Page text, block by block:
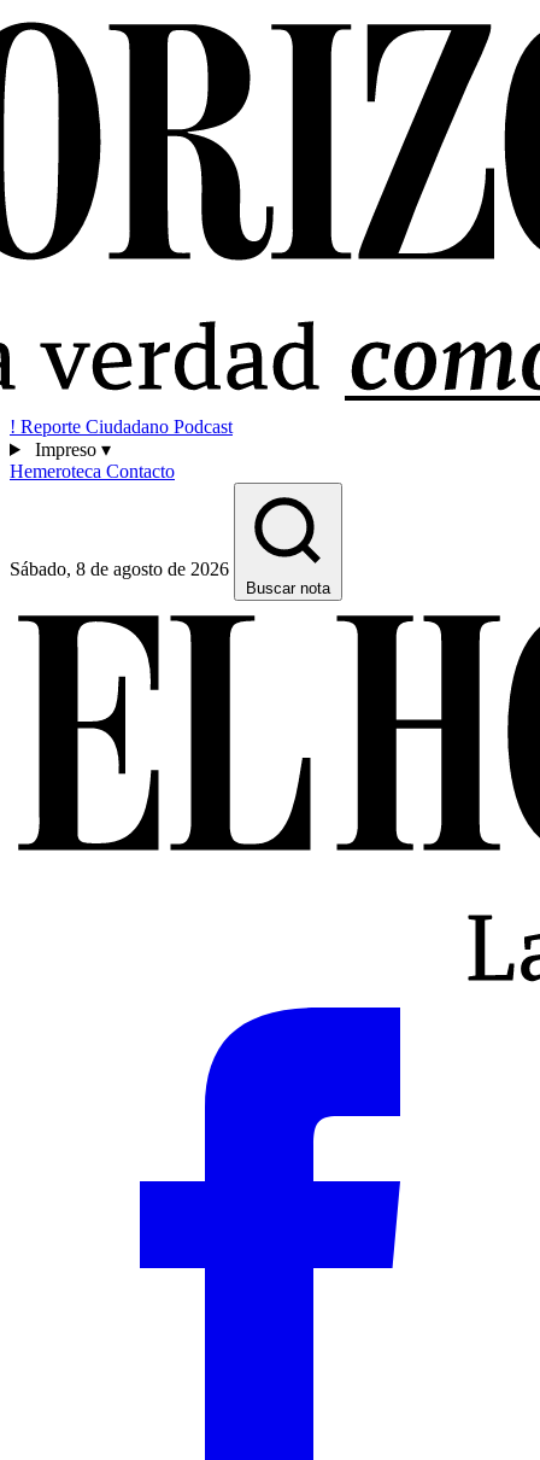
! Reporte Ciudadano Podcast
Impreso ▾
Hemeroteca Contacto
Sábado, 8 de agosto de 2026
Buscar nota